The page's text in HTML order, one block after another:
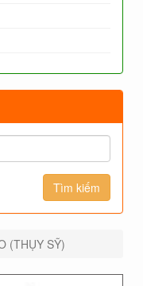
(THỤY SỸ)